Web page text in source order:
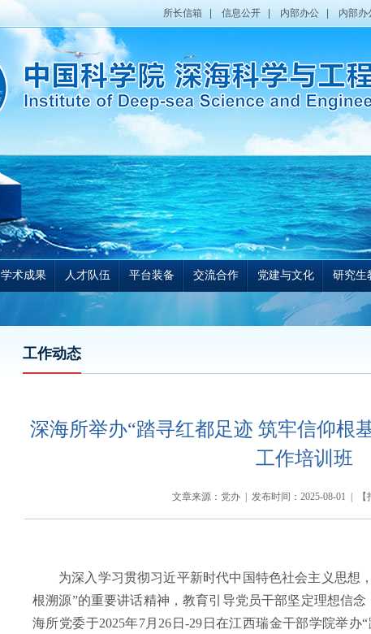
所长信箱 信息公开 内部办公 内部办
学术成果 人才队伍 平台装备 交流合作 党建与文化 研究生
工作动态
深海所举办“踏寻红都足迹 筑牢信仰根
工作培训班
文章来源：党办 | 发布时间：2025-08-01 | 【
为深入学习贯彻习近平新时代中国特色社会主义思想
根溯源”的重要讲话精神，教育引导党员干部坚定理想信
海所党委于2025年7月26日-29日在江西瑞金干部学院举办